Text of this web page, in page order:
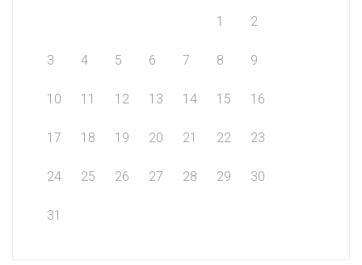
1
2
3 4 5 6 7 8 9
10 11 12 13 14 15 16
17 18 19 20 21 22 23
24 25 26 27 28 29 30
31